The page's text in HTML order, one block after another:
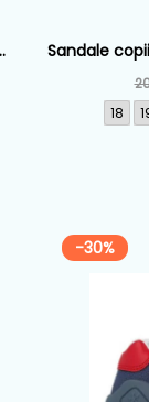
Sandale
18
-30%